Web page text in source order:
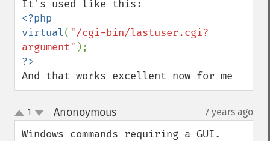
<?php
virtual( "/cgi-bin/lastuser.cgi?
argument"
And that works excellent now for me
up
down
1 Anonoymous¶ 7 years ago
Windows commands requiring a GUI.